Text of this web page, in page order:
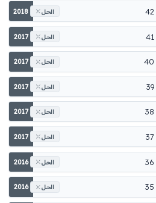
2018 الحل
2017 الحل
2017 الحل
2017 الحل
2017 الحل
2017 الحل
2016 الحل
2016 الحل